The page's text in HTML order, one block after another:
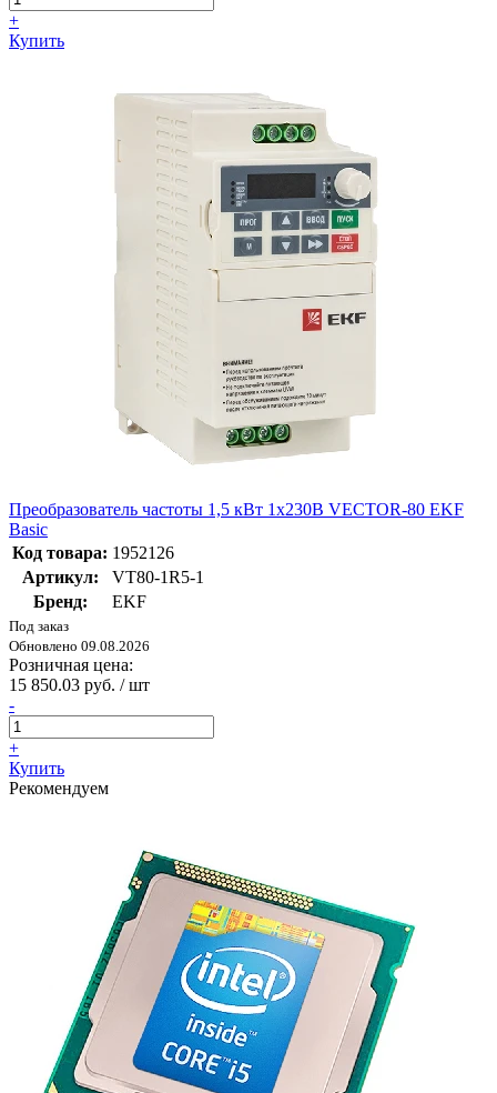
+
Купить
Преобразователь частоты 1,5 кВт 1х230В VECTOR-80 EKF
Basic
Код товара: 1952126
Артикул:
VT80-1R5-1
Бренд:
EKF
Под заказ
Обновлено 09.08.2026
Розничная цена:
15 850.03 руб. / шт
-
+
Купить
Рекомендуем